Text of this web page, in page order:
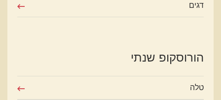
דגים
הורוסקופ שנתי
טלה